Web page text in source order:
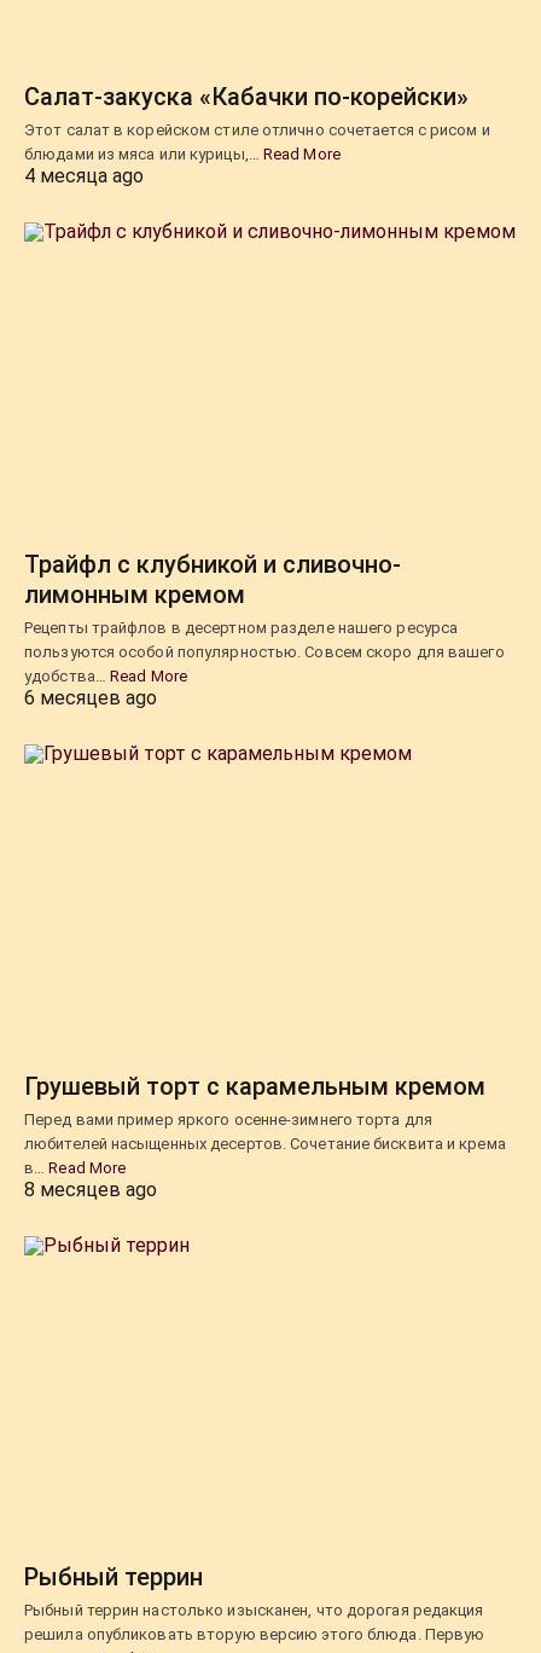
Салат-закуска «Кабачки по-корейски»
Этот салат в корейском стиле отлично сочетается с рисом и
блюдами из мяса или курицы,… Read More
4 месяца ago
Трайфл с клубникой и сливочно-
лимонным кремом
Рецепты трайфлов в десертном разделе нашего ресурса
пользуются особой популярностью. Совсем скоро для вашего
удобства… Read More
6 месяцев ago
Грушевый торт с карамельным кремом
Перед вами пример яркого осенне-зимнего торта для
любителей насыщенных десертов. Сочетание бисквита и крема
в…Read More
8 месяцев ago
Рыбный террин
Рыбный террин настолько изысканен, что дорогая редакция
решила опубликовать вторую версию этого блюда. Первую